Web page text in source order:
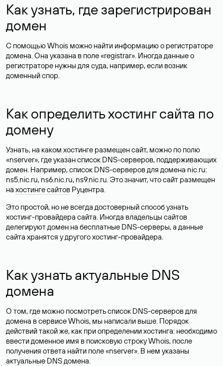
Как узнать, где зарегистрирован
домен
С помощью Whois можно найти информацию о регистраторе
домена. Она указана в поле «registrar». Иногда данные о
регистраторе нужны для суда, например, если возник
доменный спор.
Как определить хостинг сайта по
домену
Узнать, на каком хостинге размещен сайт, можно по полю
«nserver», где указан список DNS-серверов, поддерживающих
домен. Например, список DNS-серверов для домена nic.ru:
ns5.nic.ru, ns6.nic.ru, ns9.nic.ru. Это значит, что сайт размещен
на хостинге сайтов Руцентра.
Это простой, но не всегда достоверный способ узнать
хостинг-провайдера сайта. Иногда владельцы сайтов
делегируют домен на бесплатные DNS-серверы, а данные
сайта хранятся у другого хостинг-провайдера.
Как узнать актуальные DNS
домена
О том, где можно посмотреть список DNS-серверов для
домена в сервисе Whois, мы написали выше. Порядок
действий такой же, как при определении хостинга: необходимо
ввести доменное имя в поисковую строку Whois, после
получения ответа найти поле «nserver». В нем указаны
актуальные DNS домена.